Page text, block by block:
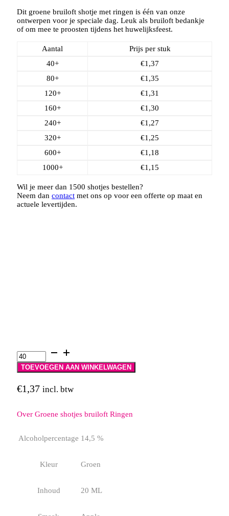
Dit groene bruiloft shotje met ringen is één van onze
ontwerpen voor je speciale dag. Leuk als bruiloft bedankje
of om mee te proosten tijdens het huwelijksfeest.
Aantal
Prijs per stuk
40+
€1,37
80+
€1,35
120+
€1,31
160+
€1,30
240+
€1,27
320+
€1,25
600+
€1,18
1000+
€1,15
Wil je meer dan 1500 shotjes bestellen?
Neem dan contact met ons op voor een offerte op maat en
actuele levertijden.
Groene
shotjes
bruiloft
aantal
TOEVOEGEN AAN WINKELWAGEN
€1,37 incl. btw
Over Groene shotjes bruiloft Ringen
Alcoholpercentage 14,5 %
Kleur Groen
Inhoud 20 ML